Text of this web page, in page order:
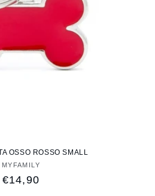
OSSO ROSSO SMALL
Fornitore:
MYFAMILY
Prezzo
€14,90